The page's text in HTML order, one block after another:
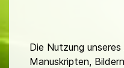
Die Nutzung
Manuskripten,